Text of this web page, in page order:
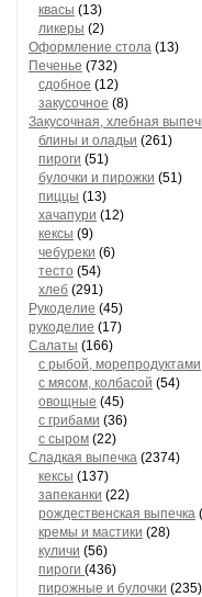
квасы (13)
ликеры (2)
Оформление стола (13)
Печенье (732)
сдобное (12)
закусочное (8)
Закусочная, хлебная
блины и оладьи (261)
пироги (51)
булочки и пирожки (51)
пиццы (13)
хачапури (12)
кексы (9)
чебуреки (6)
тесто (54)
хлеб (291)
Рукоделие (45)
рукоделие (17)
Салаты (166)
с рыбой, морепродуктами
с мясом, колбасой (54)
овощные (45)
с грибами (36)
с сыром (22)
Сладкая выпечка (2374)
кексы (137)
запеканки (22)
рождественская выпечка
кремы и мастики (28)
куличи (56)
пироги (436)
пирожные и булочки (235)